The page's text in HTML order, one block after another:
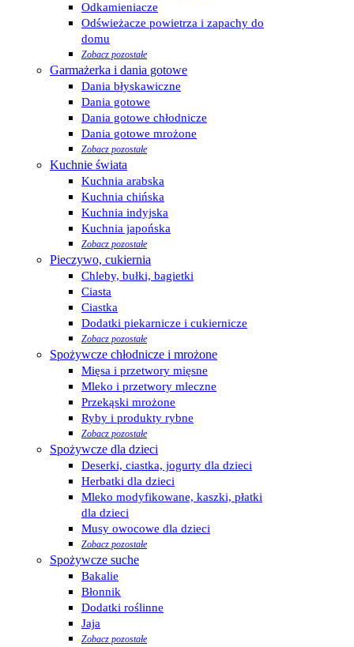
Odkamieniacze
Odświeżacze powietrza i zapachy do
domu
Zobacz pozostałe
Garmażerka i dania gotowe
Dania błyskawiczne
Dania gotowe
Dania gotowe chłodnicze
Dania gotowe mrożone
Zobacz pozostałe
Kuchnie świata
Kuchnia arabska
Kuchnia chińska
Kuchnia indyjska
Kuchnia japońska
Zobacz pozostałe
Pieczywo, cukiernia
Chleby, bułki, bagietki
Ciasta
Ciastka
Dodatki piekarnicze i cukiernicze
Zobacz pozostałe
Spożywcze chłodnicze i mrożone
Mięsa i przetwory mięsne
Mleko i przetwory mleczne
Przekąski mrożone
Ryby i produkty rybne
Zobacz pozostałe
Spożywcze dla dzieci
Deserki, ciastka, jogurty dla dzieci
Herbatki dla dzieci
Mleko modyfikowane, kaszki, płatki
dla dzieci
Musy owocowe dla dzieci
Zobacz pozostałe
Spożywcze suche
Bakalie
Błonnik
Dodatki roślinne
Jaja
Zobacz pozostałe